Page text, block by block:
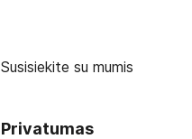
Susisiekite su mumis
Privatumas